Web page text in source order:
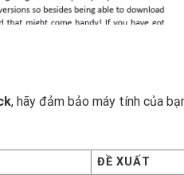
, hãy đảm bảo máy tính của
ĐỀ XUẤT